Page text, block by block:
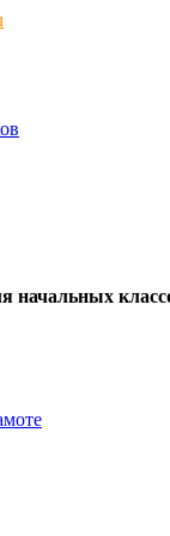
начальных